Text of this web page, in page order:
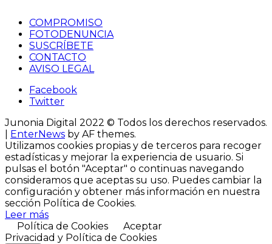
COMPROMISO
FOTODENUNCIA
SUSCRÍBETE
CONTACTO
AVISO LEGAL
Facebook
Twitter
Junonia Digital 2022 © Todos los derechos reservados.
EnterNews by AF themes.
Utilizamos cookies propias y de terceros para recoger
estadísticas y mejorar la experiencia de usuario. Si
pulsas el botón "Aceptar" o continuas navegando
consideramos que aceptas su uso. Puedes cambiar la
configuración y obtener más información ​en nuestra
sección Política de Cookies.
Leer más
Política de Cookies
Aceptar
Privacidad y Política de Cookies